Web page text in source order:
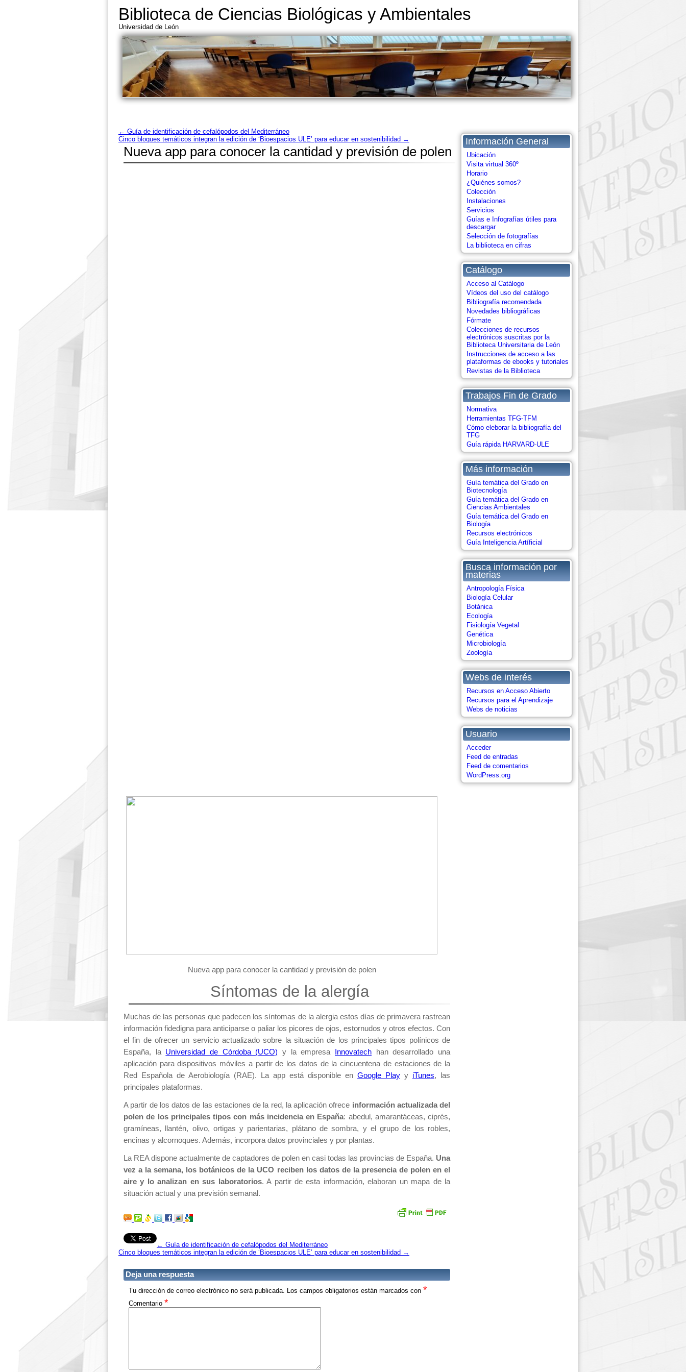
Biblioteca de Ciencias Biológicas y Ambientales
Universidad de León
Información General
Ubicación
Visita virtual 360º
Horario
¿Quiénes somos?
Colección
Instalaciones
Servicios
Guías e Infografías útiles para
descargar
Selección de fotografías
La biblioteca en cifras
Catálogo
Acceso al Catálogo
Vídeos del uso del catálogo
Bibliografía recomendada
Novedades bibliográficas
Fórmate
Colecciones de recursos
electrónicos suscritas por la
Biblioteca Universitaria de León
Instrucciones de acceso a las
plataformas de ebooks y tutoriales
Revistas de la Biblioteca
Trabajos Fin de Grado
Normativa
Herramientas TFG-TFM
Cómo eleborar la bibliografía del
TFG
Guía rápida HARVARD-ULE
Más información
Guía temática del Grado en
Biotecnología
Guía temática del Grado en
Ciencias Ambientales
Guía temática del Grado en
Biología
Recursos electrónicos
Guía Inteligencia Artíficial
Busca información por
materias
Antropología Física
Biología Celular
Botánica
Ecología
Fisiología Vegetal
Genética
Microbiología
Zoología
Webs de interés
Recursos en Acceso Abierto
Recursos para el Aprendizaje
Webs de noticias
Usuario
Acceder
Feed de entradas
Feed de comentarios
WordPress.org
← Guía de identificación de cefalópodos del Mediterráneo
Cinco bloques temáticos integran la edición de ‘Bioespacios ULE’ para educar en sostenibilidad →
Nueva app para conocer la cantidad y previsión de polen
Nueva app para conocer la cantidad y previsión de polen
Síntomas de la alergía
Muchas de las personas que padecen los síntomas de la alergia estos días de primavera rastrean
información fidedigna para anticiparse o paliar los picores de ojos, estornudos y otros efectos. Con
el fin de ofrecer un servicio actualizado sobre la situación de los principales tipos polínicos de
España, la Universidad de Córdoba (UCO) y la empresa Innovatech han desarrollado una
aplicación para dispositivos móviles a partir de los datos de la cincuentena de estaciones de la
Red Española de Aerobiología (RAE). La app está disponible en Google Play y iTunes, las
principales plataformas.
A partir de los datos de las estaciones de la red, la aplicación ofrece información actualizada del
polen de los principales tipos con más incidencia en España: abedul, amarantáceas, ciprés,
gramíneas, llantén, olivo, ortigas y parientarias, plátano de sombra, y el grupo de los robles,
encinas y alcornoques. Además, incorpora datos provinciales y por plantas.
La REA dispone actualmente de captadores de polen en casi todas las provincias de España. Una
vez a la semana, los botánicos de la UCO reciben los datos de la presencia de polen en el
aire y lo analizan en sus laboratorios. A partir de esta información, elaboran un mapa de la
situación actual y una previsión semanal.
← Guía de identificación de cefalópodos del Mediterráneo
Cinco bloques temáticos integran la edición de ‘Bioespacios ULE’ para educar en sostenibilidad →
Deja una respuesta
Tu dirección de correo electrónico no será publicada. Los campos obligatorios están marcados con *
Comentario *